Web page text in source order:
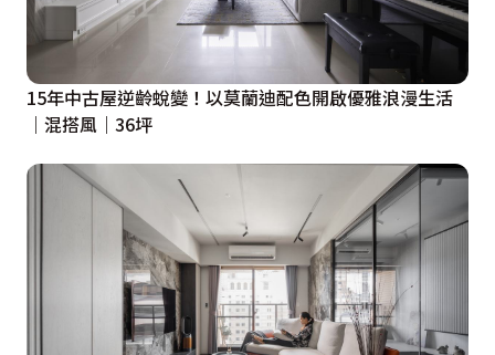
15年中古屋逆齡蛻變！以莫蘭迪配色開啟優雅浪漫生活
｜混搭風｜36坪